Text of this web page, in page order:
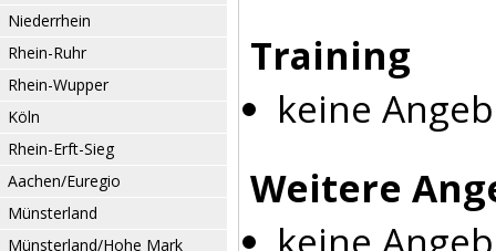
Niederrhein
Rhein-Ruhr
Rhein-Wupper
Köln
Rhein-Erft-Sieg
Aachen/Euregio
Münsterland
Münsterland/Hohe Mark
Training
keine
Weitere